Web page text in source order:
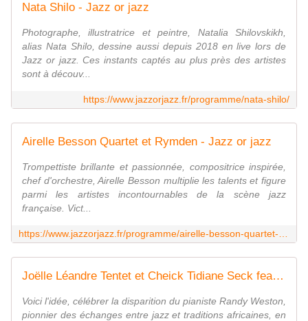
Nata Shilo - Jazz or jazz
Photographe, illustratrice et peintre, Natalia Shilovskikh,
alias Nata Shilo, dessine aussi depuis 2018 en live lors de
Jazz or jazz. Ces instants captés au plus près des artistes
sont à découv...
https://www.jazzorjazz.fr/programme/nata-shilo/
Airelle Besson Quartet et Rymden - Jazz or jazz
Trompettiste brillante et passionnée, compositrice inspirée,
chef d'orchestre, Airelle Besson multiplie les talents et figure
parmi les artistes incontournables de la scène jazz
française. Vict...
Joëlle Léandre Tentet et Cheick Tidiane Seck feat. Archie Shepp - Jazz or jazz
Voici l'idée, célébrer la disparition du pianiste Randy Weston,
pionnier des échanges entre jazz et traditions africaines, en